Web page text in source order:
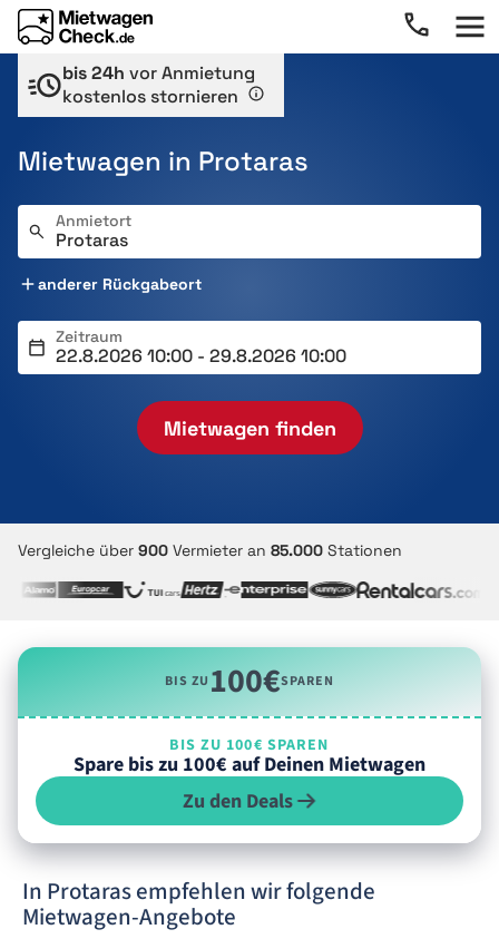
bis 24h vor Anmietung
kostenlos stornieren
Mietwagen in Protaras
Anmietort
anderer Rückgabeort
Zeitraum
Mietwagen finden
Vergleiche über 900 Vermieter an 85.000 Stationen
BIS ZU100€SPAREN
BIS ZU 100€ SPAREN
Spare bis zu 100€ auf Deinen Mietwagen
Zu den Deals
In Protaras empfehlen wir folgende
Mietwagen-Angebote